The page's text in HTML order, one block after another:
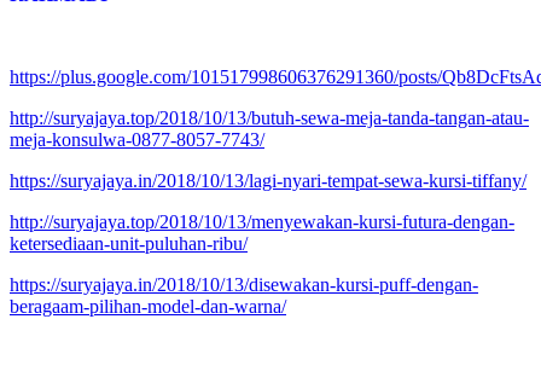
https://plus.google.com/101517998606376291360/posts/
http://suryajaya.top/2018/10/13/butuh-sewa-meja-tanda-tangan-atau-
meja-konsulwa-0877-8057-7743/
https://suryajaya.in/2018/10/13/lagi-nyari-tempat-sewa-kursi-tiffany/
http://suryajaya.top/2018/10/13/menyewakan-kursi-futura-dengan-
ketersediaan-unit-puluhan-ribu/
https://suryajaya.in/2018/10/13/disewakan-kursi-puff-dengan-
beragaam-pilihan-model-dan-warna/